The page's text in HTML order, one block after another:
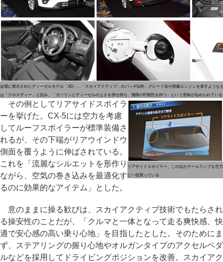
会場に展示されたディーゼルモデル「XD」。「スカイアクティブ」のバッヂ以外、グレード名や搭載エンジンを表すような
は「クロスディー」と読み、「ガソリンとディーゼルのよさを併せ持ち、無限の可能性を持つ」という意味が込められてい
リアサイドスポイラー。このほかテールランプも空力
に一役買っている
その例としてリアサイドスポイラ
ーを挙げた。CX-5には空力を考慮
してルーフスポイラーが標準装備さ
れるが、その下端がリアウインドウ
側面を覆うように伸ばされている。
これを「流麗なシルエットを形作り
ながら、空気の巻き込みを最適化す
るのに効果的なアイテム」とした。
意のままに操る歓びは、スカイアクティブ技術でもたらされ
る操安性のことだが、「クルマと一体となって走る爽快感、快
適で安心感の高い乗り心地」を目指したとした。そのためにま
ず、ステアリングの握り心地やオルガンタイプのアクセルペダ
ルなどを採用してドライビングポジションを改善。スカイアク